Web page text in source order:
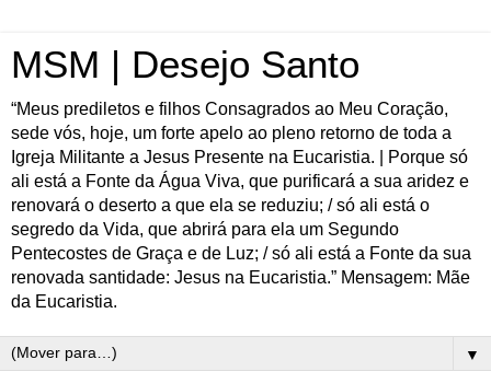
MSM | Desejo Santo
“Meus prediletos e filhos Consagrados ao Meu Coração,
sede vós, hoje, um forte apelo ao pleno retorno de toda a
Igreja Militante a Jesus Presente na Eucaristia. | Porque só
ali está a Fonte da Água Viva, que purificará a sua aridez e
renovará o deserto a que ela se reduziu; / só ali está o
segredo da Vida, que abrirá para ela um Segundo
Pentecostes de Graça e de Luz; / só ali está a Fonte da sua
renovada santidade: Jesus na Eucaristia.” Mensagem: Mãe
da Eucaristia.
▼